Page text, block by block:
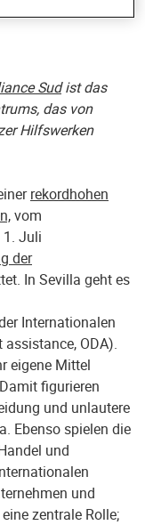
Schweiz zum
Sudist das
das von
Hilfswerken
rekordhohen
vom
1. Juli
der
In Sevilla geht es
Internationalen
ODA).
eigene Mittel
figurieren
und unlautere
Ebenso spielen die
und
und
zentrale Rolle;